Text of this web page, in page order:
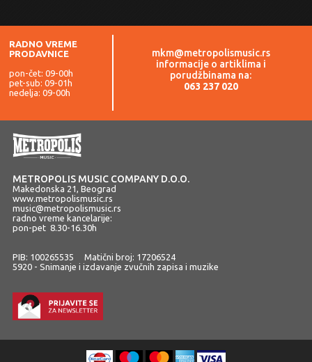
RADNO VREME
PRODAVNICE
pon-čet: 09-00h
pet-sub: 09-01h
nedelja: 09-00h
mkm@metropolismusic.rs
informacije o artiklima i
porudžbinama na:
063 237 020
METROPOLIS MUSIC COMPANY D.O.O.
Makedonska 21, Beograd
www.metropolismusic.rs
music@metropolismusic.rs
radno vreme kancelarije:
pon-pet 8.30-16.30h
PIB: 100265535 Matični broj: 17206524
5920 - Snimanje i izdavanje zvučnih zapisa i muzike